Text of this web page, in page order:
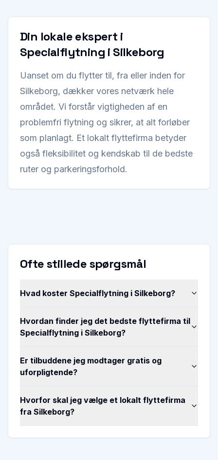
Din lokale ekspert i
Specialflytning i Silkeborg
Uanset om du flytter til, fra eller inden for
Silkeborg, dækker vores netværk hele
området. Vi forstår vigtigheden af en
problemfri flytning og sikrer, at alt forløber
som planlagt. Et lokalt flyttefirma betyder
også fleksibilitet og kendskab til de bedste
ruter og parkeringsforhold.
Ofte stillede spørgsmål
Hvad koster Specialflytning i Silkeborg?
Hvordan finder jeg det bedste flyttefirma til
Specialflytning i Silkeborg?
Er tilbuddene jeg modtager gratis og
uforpligtende?
Hvorfor skal jeg vælge et lokalt flyttefirma
fra Silkeborg?